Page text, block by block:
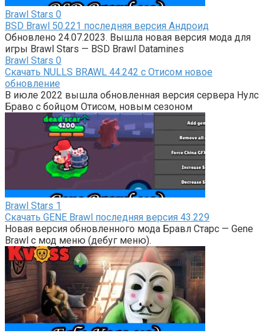
Brawl Stars 0
BSD Brawl 50.221 последняя версия Андроид
Обновлено 24.07.2023. Вышла новая версия мода для
игры Brawl Stars — BSD Brawl Datamines
Brawl Stars 0
Скачать NULLS BRAWL 44.242 с Отисом новое
обновление
В июле 2022 вышла обновленная версия сервера Нулс
Браво с бойцом Отисом, новым сезоном
Brawl Stars 1
Скачать GENE Brawl последняя версия 43.229
Новая версия обновленного мода Бравл Старс — Gene
Brawl с мод меню (дебуг меню).